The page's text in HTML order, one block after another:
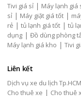
Tivi giá sỉ | Máy lạnh giá
sỉ | Máy giặt giá tốt |
rẻ | tủ lạnh giá tốt | tủ
dụng | Đồ dùng phòng
Máy lạnh giá kho | Tivi
Liên kết
Dịch vụ xe du lịch Tp.HCM
Cho thuê xe | Cho thuê